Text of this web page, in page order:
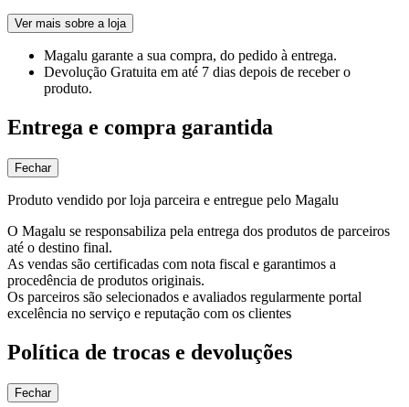
Ver mais sobre a loja
Magalu garante a sua compra, do pedido à entrega.
Devolução Gratuita em até 7 dias depois de receber o
produto.
Entrega e compra garantida
Fechar
Produto vendido por loja parceira e entregue pelo Magalu
O Magalu se responsabiliza pela entrega dos produtos de parceiros
até o destino final.
As vendas são certificadas com nota fiscal e garantimos a
procedência de produtos originais.
Os parceiros são selecionados e avaliados regularmente portal
excelência no serviço e reputação com os clientes
Política de trocas e devoluções
Fechar